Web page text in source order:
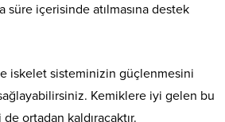
süre içerisinde atılmasına destek
iskelet sisteminizin güçlenmesini
Kemiklere iyi gelen bu
ortadan kaldıracaktır.